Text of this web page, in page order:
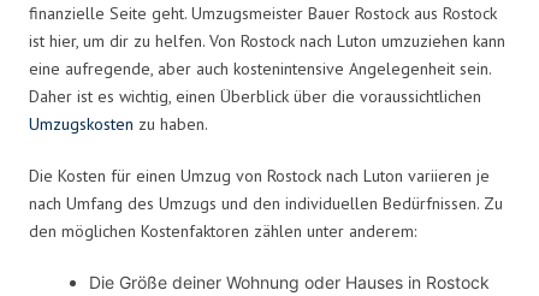
finanzielle Seite geht. Umzugsmeister Bauer Rostock aus Rostock
ist hier, um dir zu helfen. Von Rostock nach Luton umzuziehen kann
eine aufregende, aber auch kostenintensive Angelegenheit sein.
Daher ist es wichtig, einen Überblick über die voraussichtlichen
Umzugskosten zu haben.
Die Kosten für einen Umzug von Rostock nach Luton variieren je
nach Umfang des Umzugs und den individuellen Bedürfnissen. Zu
den möglichen Kostenfaktoren zählen unter anderem:
Die Größe deiner Wohnung oder Hauses in Rostock